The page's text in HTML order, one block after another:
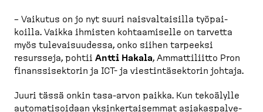
– Vaikutus on jo nyt suuri naisval­taisilla työpai­
koilla. Vaikka ihmisten kohtaa­miselle on tarvetta
myös tulevai­suudessa, onko siihen tarpeeksi
resursseja, pohtii Antti Hakala, Ammatti­liitto Pron
finans­si­sektorin ja ICT- ja viestin­tä­sektorin johtaja.
Juuri tässä onkin tasa-​arvon paikka. Kun tekoälylle
automa­ti­soidaan yksinker­tai­semmat asiakas­pal­ve­